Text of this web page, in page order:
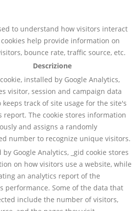
to understand how visitors interact
help provide information on
bounce rate, traffic source, etc.
Descrizione
installed by Google Analytics,
visitor, session and campaign data
keeps track of site usage for the site's
report. The cookie stores information
and assigns a randomly
number to recognize unique visitors.
by Google Analytics, _gid cookie stores
on how visitors use a website, while
an analytics report of the
performance. Some of the data that
include the number of visitors,